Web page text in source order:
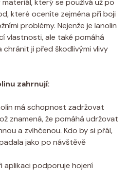
které oceníte zejména při boji
problémy. Nejenže je lanolin
vlastnosti, ale také⁣ pomáhá
ji před škodlivými vlivy
zahrnují:
má schopnost zadržovat
znamená, že pomáhá udržovat
a zvlhčenou. Kdo by si přál,
jako po návštěvě
aplikaci podporuje hojení